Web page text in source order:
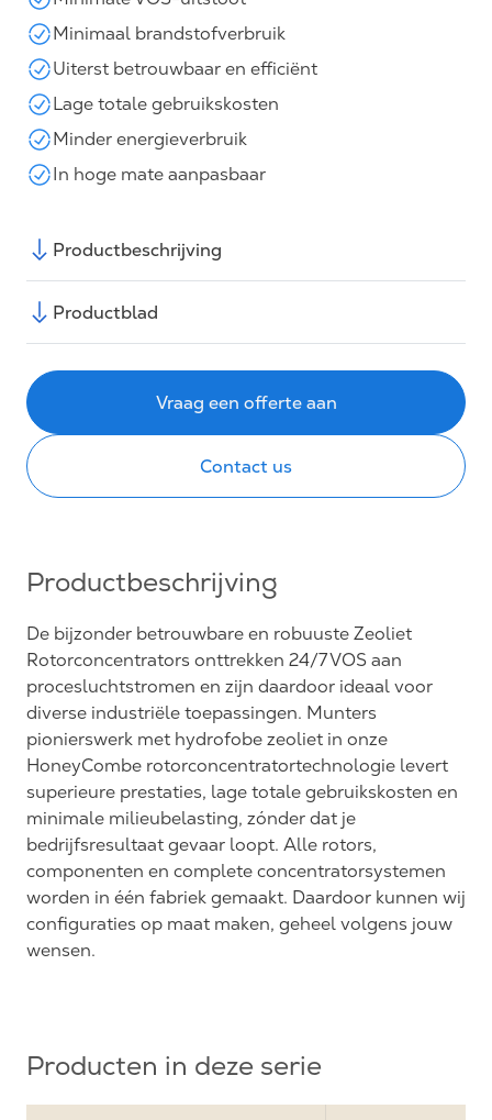
Minimaal brandstofverbruik
Uiterst betrouwbaar en efficiënt
Lage totale gebruikskosten
Minder energieverbruik
In hoge mate aanpasbaar
Productbeschrijving
Productblad
Vraag een offerte aan
Contact us
Productbeschrijving
De bijzonder betrouwbare en robuuste Zeoliet
Rotorconcentrators onttrekken 24/7 VOS aan
procesluchtstromen en zijn daardoor ideaal voor
diverse industriële toepassingen. Munters
pionierswerk met hydrofobe zeoliet in onze
HoneyCombe rotorconcentratortechnologie levert
superieure prestaties, lage totale gebruikskosten en
minimale milieubelasting, zónder dat je
bedrijfsresultaat gevaar loopt. Alle rotors,
componenten en complete concentratorsystemen
worden in één fabriek gemaakt. Daardoor kunnen wij
configuraties op maat maken, geheel volgens jouw
wensen.
Producten in deze serie